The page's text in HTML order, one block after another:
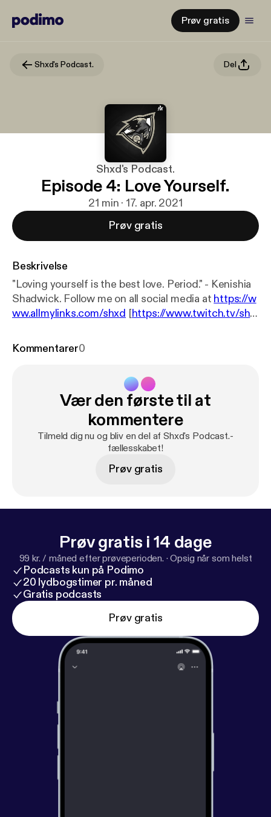
Prøv gratis
Shxd's Podcast. Del
Shxd's Podcast.
Episode 4: Love Yourself.
21 min · 17. apr. 2021
Prøv gratis
Beskrivelse
"Loving yourself is the best love. Period." - Kenishia
Shadwick. Follow me on all social media at https://w
ww.allmylinks.com/shxd [https://www.twitch.tv/shx
listen. I love you all. See you on the next podcast,
Kommentarer0
Vær den første til at
kommentere
Tilmeld dig nu og bliv en del af Shxd's Podcast.-
fællesskabet!
Prøv gratis
Prøv gratis i 14 dage
99 kr. / måned efter prøveperioden. ·Opsig når som helst
Podcasts kun på Podimo
20 lydbogstimer pr. måned
Gratis podcasts
Prøv gratis